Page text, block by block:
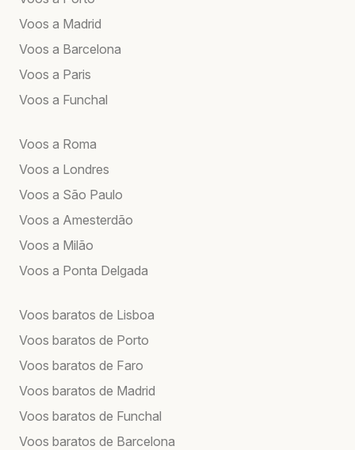
Voos a Madrid
Voos a Barcelona
Voos a Paris
Voos a Funchal
Voos a Roma
Voos a Londres
Voos a São Paulo
Voos a Amesterdão
Voos a Milão
Voos a Ponta Delgada
Voos baratos de Lisboa
Voos baratos de Porto
Voos baratos de Faro
Voos baratos de Madrid
Voos baratos de Funchal
Voos baratos de Barcelona